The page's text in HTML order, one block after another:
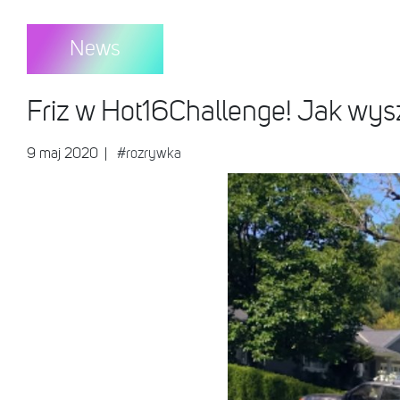
News
Friz w Hot16Challenge! Jak
9 maj 2020 #rozrywka